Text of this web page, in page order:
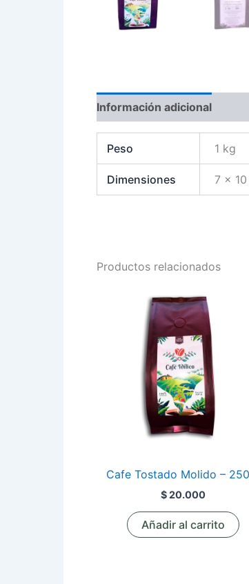
Información adicional
Peso 1 kg
Dimensiones 7 ×
Productos relacionados
Cafe Tostado Molido –
$20.000
Añadir al carrito